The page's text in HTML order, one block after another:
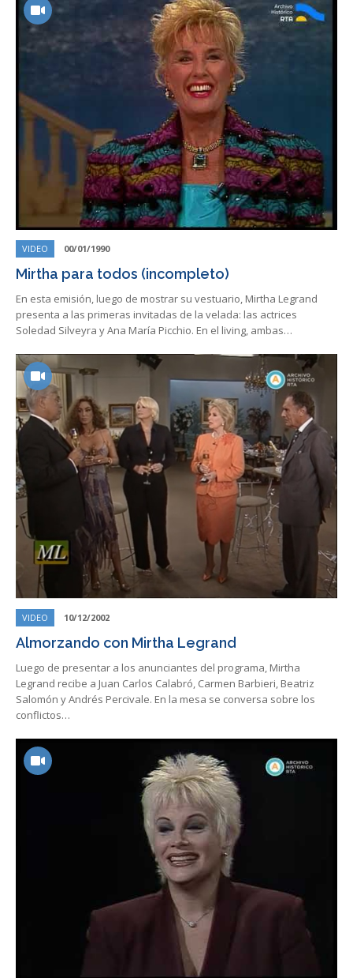
VIDEO 00/01/1990
Mirtha para todos (incompleto)
En esta emisión, luego de mostrar su vestuario, Mirtha Legrand
presenta a las primeras invitadas de la velada: las actrices
Soledad Silveyra y Ana María Picchio. En el living, ambas…
VIDEO 10/12/2002
Almorzando con Mirtha Legrand
Luego de presentar a los anunciantes del programa, Mirtha
Legrand recibe a Juan Carlos Calabró, Carmen Barbieri, Beatriz
Salomón y Andrés Percivale. En la mesa se conversa sobre los
conflictos…